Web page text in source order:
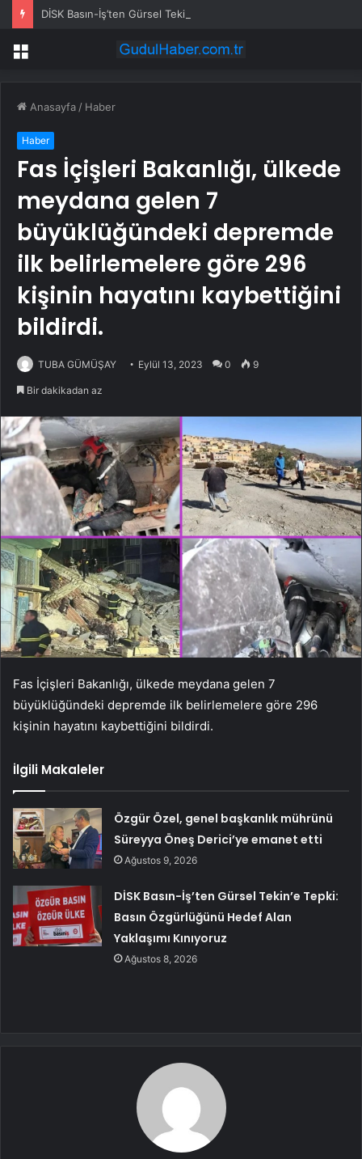
Menü
Anasayfa / Haber
Haber
Fas İçişleri Bakanlığı, ülkede
meydana gelen 7
büyüklüğündeki depremde
ilk belirlemelere göre 296
kişinin hayatını kaybettiğini
bildirdi.
TUBA GÜMÜŞAY Eylül 13, 2023 0 9
Bir dakikadan az
Fas İçişleri Bakanlığı, ülkede meydana gelen 7
büyüklüğündeki depremde ilk belirlemelere göre 296
kişinin hayatını kaybettiğini bildirdi.
İlgili Makaleler
Özgür Özel, genel başkanlık mührünü
Süreyya Öneş Derici’ye emanet etti
Ağustos 9, 2026
DİSK Basın-İş’ten Gürsel Tekin’e Tepki:
Basın Özgürlüğünü Hedef Alan
Yaklaşımı Kınıyoruz
Ağustos 8, 2026